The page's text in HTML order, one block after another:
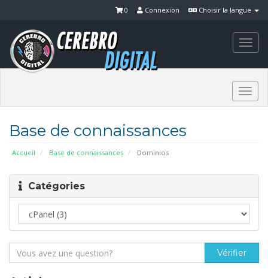
Choisir la langue
Connexion
0
Base de connaissances
Accueil Base de connaissances Dominios
Catégories